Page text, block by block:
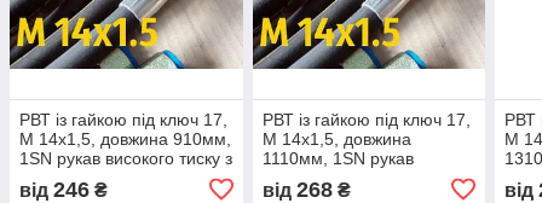
РВТ із гайкою під ключ 17,
М 14х1,5, довжина 910мм,
1SN рукав високого тиску з
від 246 ₴
РВТ із гайкою під ключ 17,
М 14х1,5, довжина
1110мм, 1SN рукав
високого тиску з кутом 90°
від 268₴
РВТ
М
від